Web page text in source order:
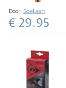
Door: Soellaart
€ 29.95